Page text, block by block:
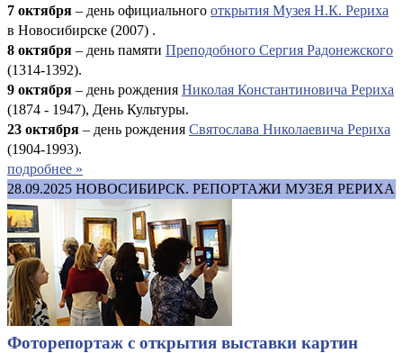
7 октября – день официального открытия Музея Н.К. Рериха
в Новосибирске (2007) .
8 октября – день памяти Преподобного Сергия Радонежского
(1314-1392).
9 октября – день рождения Николая Константиновича Рериха
(1874 - 1947), День Культуры.
23 октября – день рождения Святослава Николаевича Рериха
(1904-1993).
подробнее »
28.09.2025 НОВОСИБИРСК. РЕПОРТАЖИ МУЗЕЯ РЕРИХА
Фоторепортаж с открытия выставки картин